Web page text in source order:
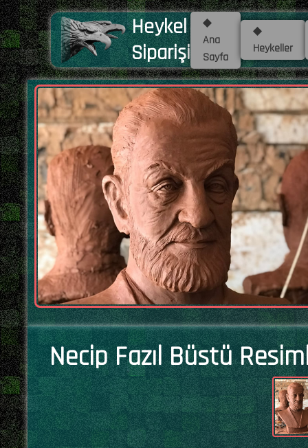
Heykel
Siparişi
◆
Ana
Sayfa
◆
Heykeller
Necip Fazıl Büstü